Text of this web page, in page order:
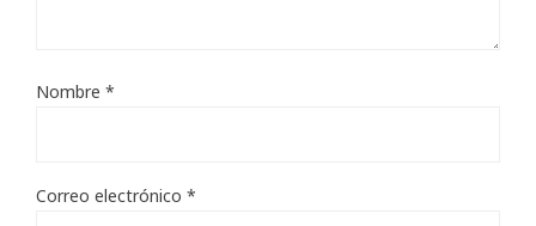
Nombre *
Correo electrónico *